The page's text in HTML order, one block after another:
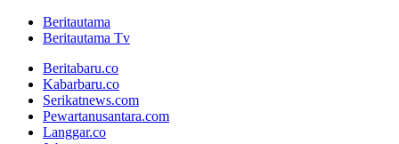
Beritautama
Beritautama Tv
Beritabaru.co
Kabarbaru.co
Serikatnews.com
Pewartanusantara.com
Langgar.co